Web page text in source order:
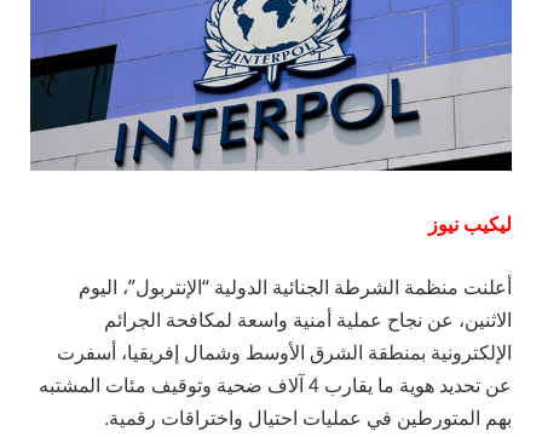
ليكيب نيوز
أعلنت منظمة الشرطة الجنائية الدولية “الإنتربول”، اليوم
الاثنين، عن نجاح عملية أمنية واسعة لمكافحة الجرائم
الإلكترونية بمنطقة الشرق الأوسط وشمال إفريقيا، أسفرت
عن تحديد هوية ما يقارب 4 آلاف ضحية وتوقيف مئات المشتبه
بهم المتورطين في عمليات احتيال واختراقات رقمية.